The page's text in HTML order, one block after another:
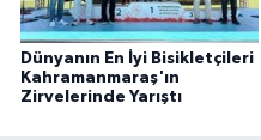
Dünyanın En İyi Bisikletçileri
Kahramanmaraş'ın
Zirvelerinde Yarıştı